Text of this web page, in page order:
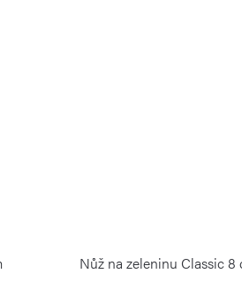
Nůž na zeleninu Classic 8